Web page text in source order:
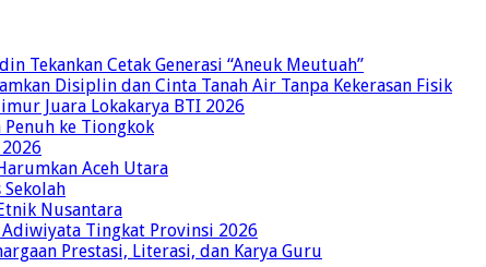
Tekankan Cetak Generasi “Aneuk Meutuah”
Disiplin dan Cinta Tanah Air Tanpa Kekerasan Fisik
Juara Lokakarya BTI 2026
Penuh ke Tiongkok
Aceh Utara
Sekolah
Nusantara
Tingkat Provinsi 2026
Prestasi, Literasi, dan Karya Guru